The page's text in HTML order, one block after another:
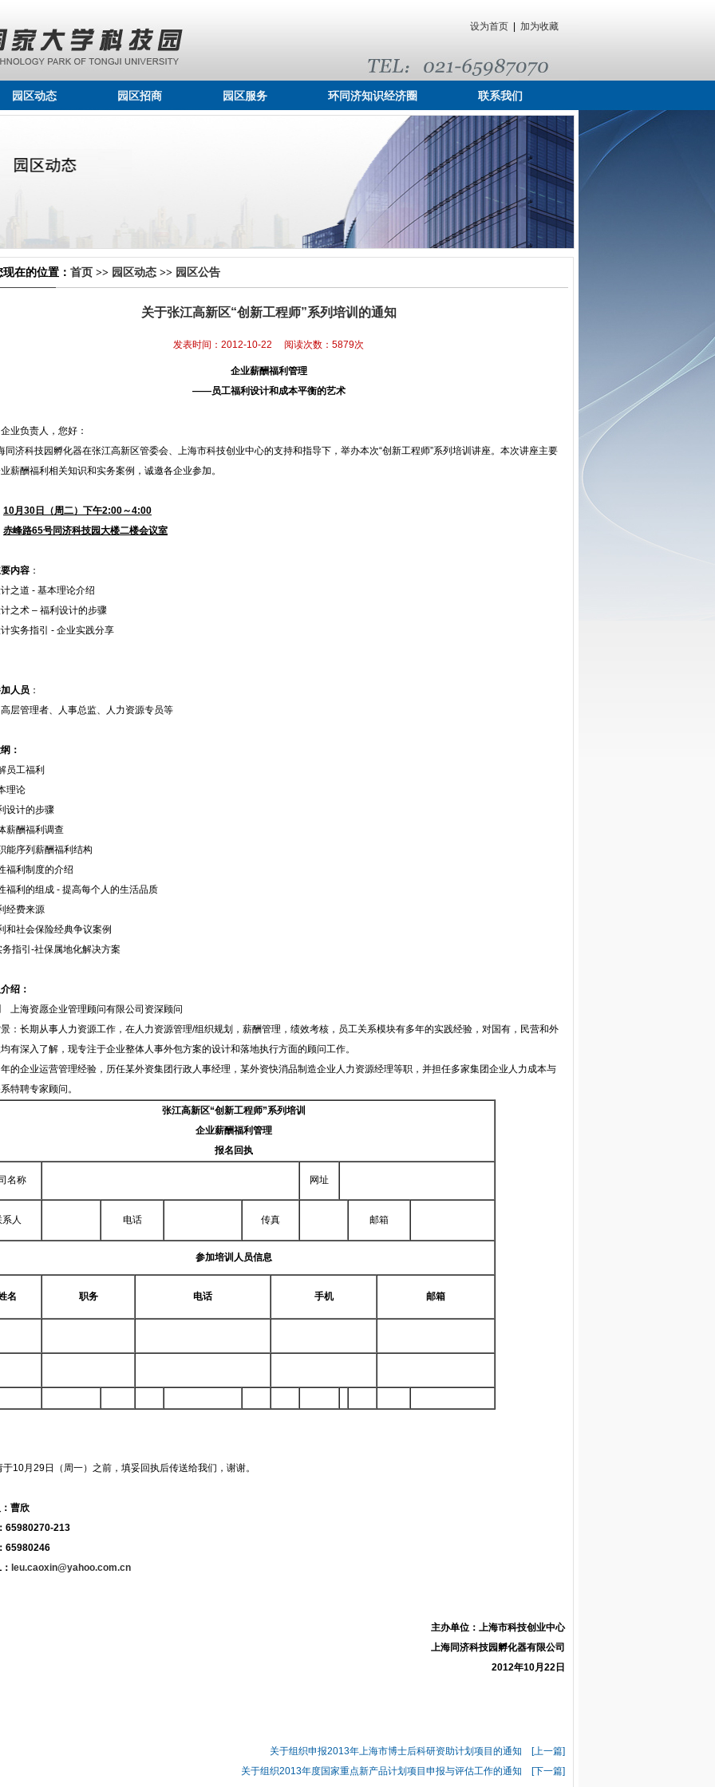
设为首页 加为收藏
园区动态 园区招商 园区服务 环同济知识经济圈 联系我们
现在的位置： 首页 >> 园区动态 >> 园区公告
关于张江高新区“创新工程师”系列培训的通知
发表时间：2012-10-22 阅读次数：5879次
企业薪酬福利管理
——员工福利设计和成本平衡的艺术
业负责人，您好：
科技园孵化器在张江高新区管委会、上海市科技创业中心的支持和指导下，举办本次“创新工程师”系列培训讲座。本次讲座主要
薪酬福利相关知识和实务案例，诚邀各企业参加。
10月30日（周二）下午2:00～4:00
赤峰路65号同济科技园大楼二楼会议室
内容 ：
之道 - 基本理论介绍
之术 – 福利设计的步骤
实务指引 - 企业实践分享
人员 ：
层管理者、人事总监、人力资源专员等
：
员工福利
理论
设计的步骤
薪酬福利调查
能序列薪酬福利结构
福利制度的介绍
福利的组成 - 提高每个人的生活品质
经费来源
和社会保险经典争议案例
指引-社保属地化解决方案
绍：
上海资愿企业管理顾问有限公司资深顾问
：长期从事人力资源工作，在人力资源管理/组织规划，薪酬管理，绩效考核，员工关系模块有多年的实践经验，对国有，民营和外
有深入了解，现专注于企业整体人事外包方案的设计和落地执行方面的顾问工作。
的企业运营管理经验，历任某外资集团行政人事经理，某外资快消品制造企业人力资源经理等职，并担任多家集团企业人力成本与
特聘专家顾问。
张江高新区“创新工程师”系列培训
企业薪酬福利管理
报名回执
名称 网址
系人 电话 传真 邮箱
参加培训人员信息
名 职务 电话 手机 邮箱
于10月29日（周一）之前，填妥回执后传送给我们，谢谢。
曹欣
65980270-213
65980246
leu.caoxin@yahoo.com.cn
主办单位：上海市科技创业中心
上海同济科技园孵化器有限公司
2012年10月22日
关于组织申报2013年上海市博士后科研资助计划项目的通知 [上一篇]
关于组织2013年度国家重点新产品计划项目申报与评估工作的通知 [下一篇]